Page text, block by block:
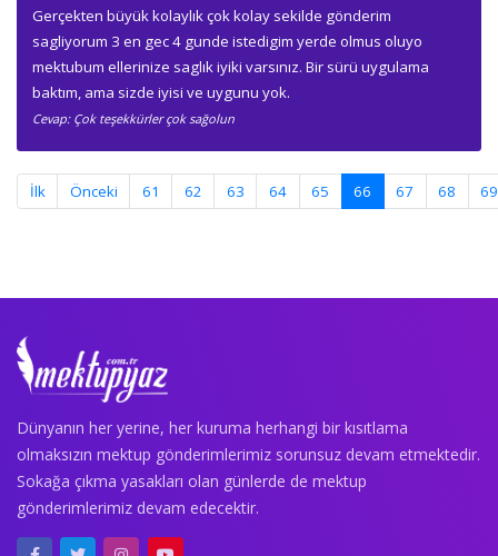
Gerçekten büyük kolaylık çok kolay sekilde gönderim
sagliyorum 3 en gec 4 gunde istedigim yerde olmus oluyo
mektubum ellerinize saglık iyiki varsınız. Bir sürü uygulama
baktım, ama sizde iyisi ve uygunu yok.
Cevap: Çok teşekkürler çok sağolun
İlk Önceki 61 62 63 64 65 66 (current)
67 68 69
Dünyanın her yerine, her kuruma herhangi bir kısıtlama
olmaksızın mektup gönderimlerimiz sorunsuz devam etmektedir.
Sokağa çıkma yasakları olan günlerde de mektup
gönderimlerimiz devam edecektir.